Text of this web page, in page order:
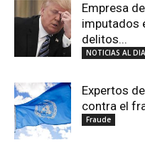
Empresa
imputados
delitos...
NOTICIAS AL DIA
Expertos
contra el
Fraude